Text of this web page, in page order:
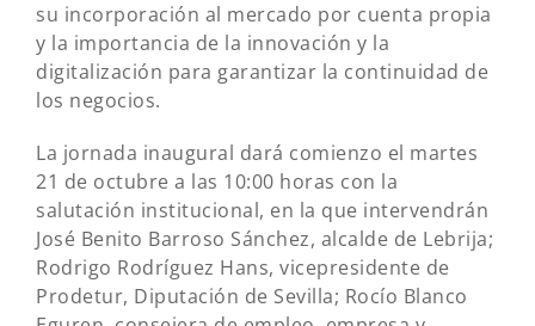
su incorporación al mercado por cuenta propia
y la importancia de la innovación y la
digitalización para garantizar la continuidad de
los negocios.
La jornada inaugural dará comienzo el martes
21 de octubre a las 10:00 horas con la
salutación institucional, en la que intervendrán
José Benito Barroso Sánchez, alcalde de Lebrija;
Rodrigo Rodríguez Hans, vicepresidente de
Prodetur, Diputación de Sevilla; Rocío Blanco